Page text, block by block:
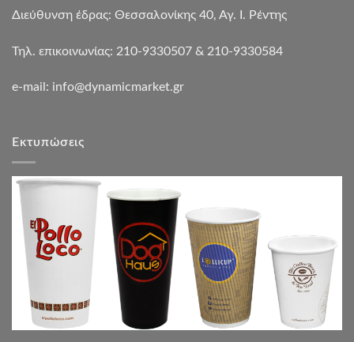
Διεύθυνση έδρας: Θεσσαλονίκης 40, Αγ. Ι. Ρέντης
Τηλ. επικοινωνίας: 210-9330507 & 210-9330584
e-mail: info@dynamicmarket.gr
Εκτυπώσεις